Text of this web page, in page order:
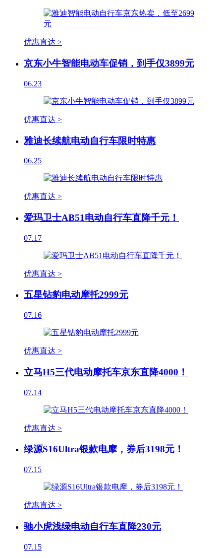
优惠直达 >
京东小牛智能电动车促销，到手仅3899元
06.23
优惠直达 >
雅迪长续航电动自行车限时特惠
06.25
优惠直达 >
爱玛卫士AB51电动自行车直降千元！
07.17
优惠直达 >
五星钻豹电动摩托2999元
07.16
优惠直达 >
立马H5三代电动摩托车京东直降4000！
07.14
优惠直达 >
绿源S16Ultra银款电摩，券后3198元！
07.15
优惠直达 >
驰小虎浅绿电动自行车直降230元
07.15